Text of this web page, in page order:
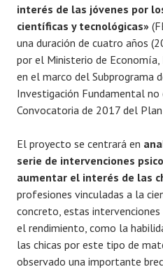
interés de las jóvenes por
científicas y tecnológicas»
una duración de cuatro años
por el Ministerio de
en el marco del Subprograma
Investigación Fundamental no
Convocatoria de 2017 del
El proyecto se centrará en
serie de intervenciones
aumentar el interés de las
profesiones vinculadas a la
concreto, estas
el rendimiento, como la
las chicas por este tipo de
observado una importante